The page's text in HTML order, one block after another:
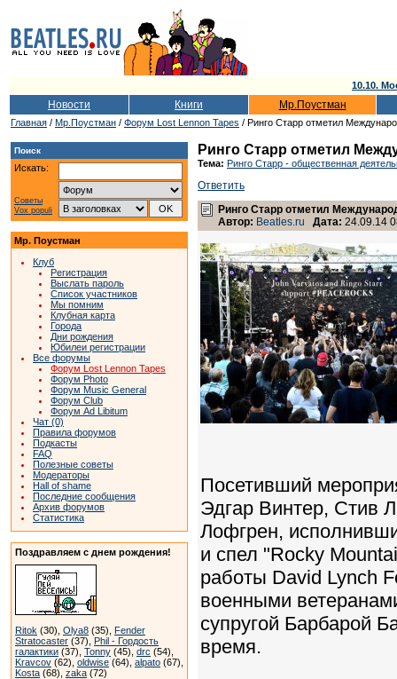
10.10.
Новости Книги Мр.Поустман
Главная / Мр.Поустман / Форум Lost Lennon Tapes / Ринго Старр отметил
Поиск
Искать:
Советы
Vox populi
Мр. Поустман
Клуб
Регистрация
Выслать пароль
Список участников
Мы помним
Клубная карта
Города
Дни рождения
Юбилеи регистрации
Все форумы
Форум Lost Lennon Tapes
Форум Photo
Форум Music General
Форум Club
Форум Ad Libitum
Чат (0)
Правила форумов
Подкасты
FAQ
Полезные советы
Модераторы
Hall of shame
Последние сообщения
Архив форумов
Статистика
Поздравляем с днем рождения!
Ritok (30), Olya8 (35), Fender
Stratocaster (37), Phil - Гордость
галактики (37), Tonny (45), drc (54),
Kravcov (62), oldwise (64), alpato (67),
Kosta (68), zaka (72)
Ринго Старр отметил
Тема: Ринго Старр - общественная
Ответить
Ринго Старр отметил
Автор: Beatles.ru Дата: 24.09.14
Посетивший
Эдгар Винтер, Стив
Лофгрен,
и спел "Rocky
работы David Lynch
военными
супругой Барбарой
время.